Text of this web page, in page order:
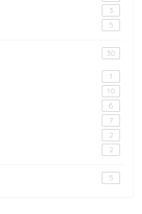
3
5
30
1
10
6
7
2
2
5